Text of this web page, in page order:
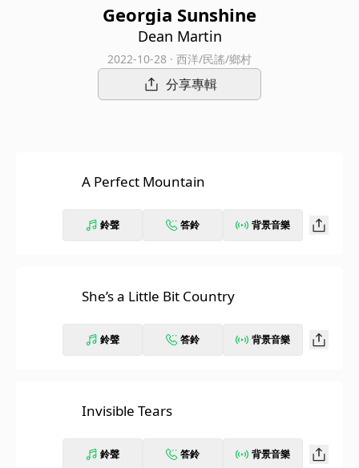
Georgia Sunshine
Dean Martin
2022-10-28 · 西洋/民謠/鄉村
分享專輯
A Perfect Mountain
鈴聲 答鈴 背景音樂
She’s a Little Bit Country
鈴聲 答鈴 背景音樂
Invisible Tears
鈴聲 答鈴 背景音樂